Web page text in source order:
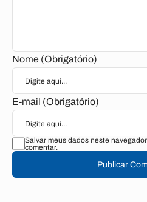
Nome (Obrigatório)
E-mail (Obrigatório)
Salvar meus dados neste
comentar.
Publicar